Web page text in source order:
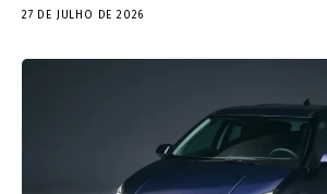
27 DE JULHO DE 2026